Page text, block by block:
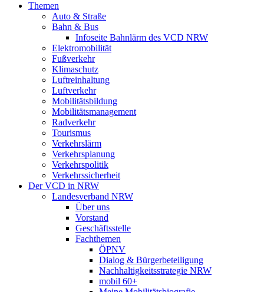
Themen
Auto & Straße
Bahn & Bus
Infoseite Bahnlärm des VCD NRW
Elektromobilität
Fußverkehr
Klimaschutz
Luftreinhaltung
Luftverkehr
Mobilitätsbildung
Mobilitätsmanagement
Radverkehr
Tourismus
Verkehrslärm
Verkehrsplanung
Verkehrspolitik
Verkehrssicherheit
Der VCD in NRW
Landesverband NRW
Über uns
Vorstand
Geschäftsstelle
Fachthemen
ÖPNV
Dialog & Bürgerbeteiligung
Nachhaltigkeitsstrategie NRW
mobil 60+